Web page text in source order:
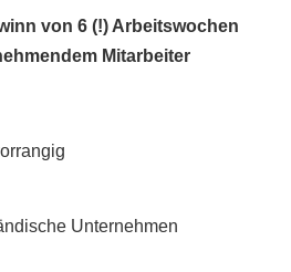
von 6 (!) Arbeitswochen
Mitarbeiter
Unternehmen